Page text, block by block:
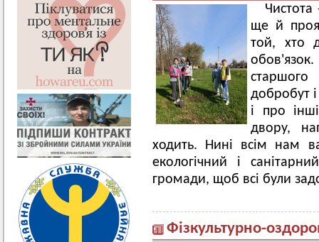
ще й
той, хто
добробут
і про
двору,
ходить. Нині всім нам
екологічний і
громади, щоб всі були
Фізкультурно-